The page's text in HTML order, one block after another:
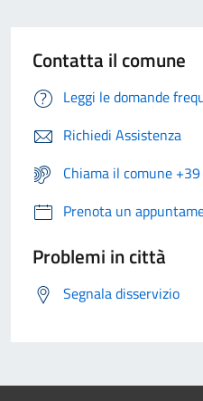
Contatta il comune
Leggi le domande
Richiedi Assistenza
Chiama il comune
Prenota un
Problemi in città
Segnala disservizio